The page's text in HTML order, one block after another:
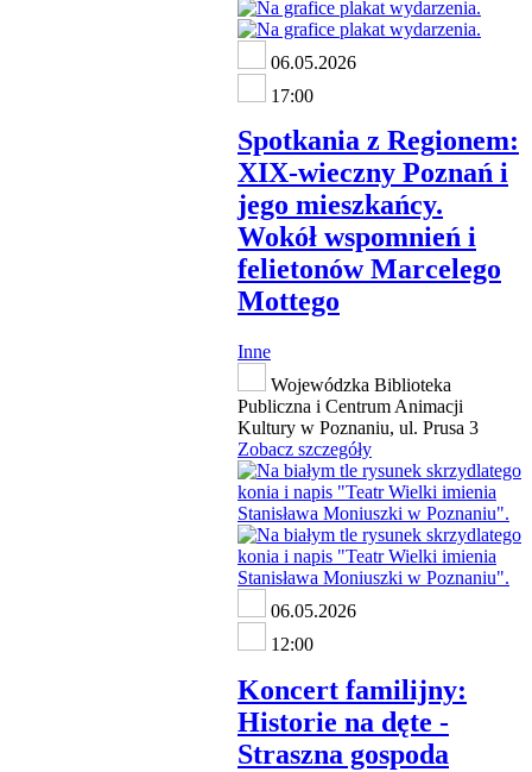
06.05.2026
17:00
Spotkania z Regionem:
XIX-wieczny Poznań i
jego mieszkańcy.
Wokół wspomnień i
felietonów Marcelego
Mottego
Inne
Wojewódzka Biblioteka
Publiczna i Centrum Animacji
Kultury w Poznaniu, ul. Prusa 3
Zobacz szczegóły
06.05.2026
12:00
Koncert familijny:
Historie na dęte -
Straszna gospoda